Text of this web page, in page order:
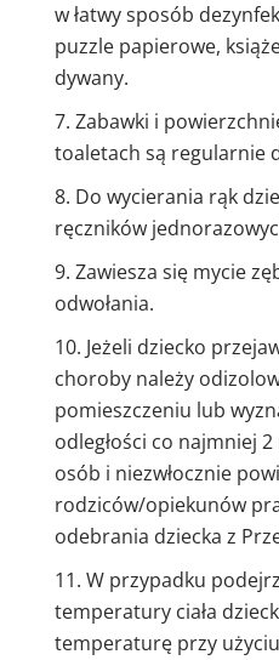
w łatwy sposób
puzzle papierowe,
dywany.
Zabawki i
toaletach są regularnie
Do wycierania rąk
ręczników
Zawiesza się mycie
odwołania.
Jeżeli dziecko
choroby należy
pomieszczeniu lub
odległości co najmniej
osób i niezwłocznie
rodziców/opiekunów
odebrania dziecka z
W przypadku
temperatury ciała
temperaturę przy